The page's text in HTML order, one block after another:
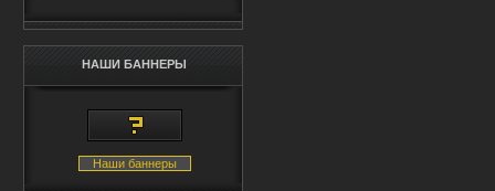
НАШИ БАННЕРЫ
Наши баннеры